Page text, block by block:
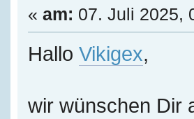
« am: 07. Juli 2025,
Hallo Vikigex,
wir wünschen Dir